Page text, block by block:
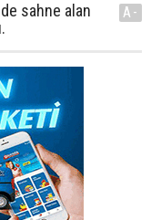
sahne alan
A-